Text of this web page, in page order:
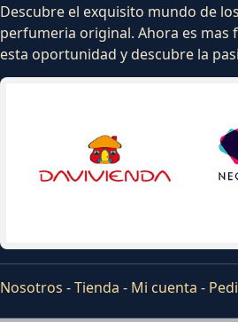
Descubre el exquisito mundo de
perfumeria original. Ahora es mas
esta oportunidad y descubre la
Nosotros -Tienda - Mi cuenta -